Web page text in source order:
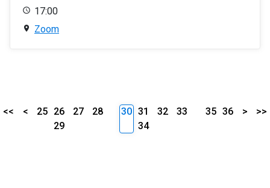
17:00
Zoom
<< < 25 26 27
28
29
30 31 32
33
34
35 36 > >>